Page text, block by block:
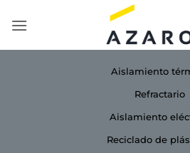
Aislamiento
Refractario
Aislamiento
Reciclado de